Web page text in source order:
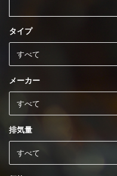
タイプ
メーカー
排気量